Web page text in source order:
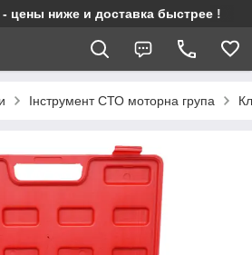
ниже и доставка быстрее !
Інструмент СТО моторна група